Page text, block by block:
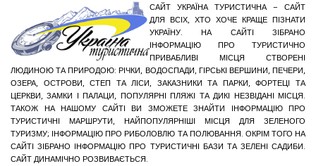
САЙТ УКРАЇНА ТУРИСТИЧНА – САЙТ
ДЛЯ ВСІХ, ХТО ХОЧЕ КРАЩЕ ПІЗНАТИ
УКРАЇНУ. НА САЙТІ ЗІБРАНО
ІНФОРМАЦІЮ ПРО ТУРИСТИЧНО
ПРИВАБЛИВІ МІСЦЯ СТВОРЕНІ
ЛЮДИНОЮ ТА ПРИРОДОЮ: РІЧКИ, ВОДОСПАДИ, ГІРСЬКІ ВЕРШИНИ, ПЕЧЕРИ,
ОЗЕРА, ОСТРОВИ, СТЕП ТА ЛІСИ, ЗАКАЗНИКИ ТА ПАРКИ, ФОРТЕЦІ ТА
ЦЕРКВИ, ЗАМКИ І ПАЛАЦИ, ПОПУЛЯРНІ ПЛЯЖІ ТА ДИКІ НЕЗВІДАНІ МІСЦЯ.
ТАКОЖ НА НАШОМУ САЙТІ ВИ ЗМОЖЕТЕ ЗНАЙТИ ІНФОРМАЦІЮ ПРО
ТУРИСТИЧНІ МАРШРУТИ, НАЙПОПУЛЯРНІШІ МІСЦЯ ДЛЯ ЗЕЛЕНОГО
ТУРИЗМУ; ІНФОРМАЦІЮ ПРО РИБОЛОВЛЮ ТА ПОЛЮВАННЯ. ОКРІМ ТОГО НА
САЙТІ ЗІБРАНО ІНФОРМАЦІЮ ПРО ТУРИСТИЧНІ БАЗИ ТА ЗЕЛЕНІ САДИБИ.
САЙТ ДИНАМІЧНО РОЗВИВАЄТЬСЯ.